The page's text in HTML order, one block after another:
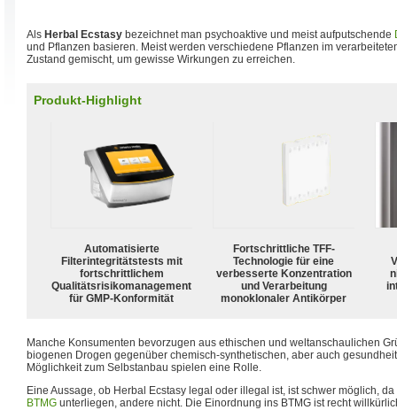
Als Herbal Ecstasy bezeichnet man psychoaktive und meist aufputschende
und Pflanzen basieren. Meist werden verschiedene Pflanzen im
Zustand gemischt, um gewisse Wirkungen zu erreichen.
Produkt-Highlight
Automatisierte
Filterintegritätstests mit
fortschrittlichem
Qualitätsrisikomanagement
für GMP-Konformität
Fortschrittliche TFF-
Technologie für eine
verbesserte Konzentration
und Verarbeitung
monoklonaler Antikörper
Manche Konsumenten bevorzugen aus ethischen und weltanschaulichen
biogenen Drogen gegenüber chemisch-synthetischen, aber auch
Möglichkeit zum Selbstanbau spielen eine Rolle.
Eine Aussage, ob Herbal Ecstasy legal oder illegal ist, ist schwer möglich,
BTMG unterliegen, andere nicht. Die Einordnung ins BTMG ist recht